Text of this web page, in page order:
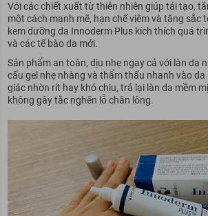
Với các chiết xuất từ thiên nhiên giúp tái tạo,
một cách mạnh mẽ, hạn chế viêm và tăng sắc
kem dưỡng da Innoderm Plus kích thích quá
và các tế bào da mới.
Sản phẩm an toàn, dịu nhẹ ngay cả với làn da
cấu gel nhẹ nhàng và thẩm thấu nhanh vào
giác nhờn rít hay khó chịu, trả lại làn da mềm
không gây tắc nghẽn lỗ chân lông.